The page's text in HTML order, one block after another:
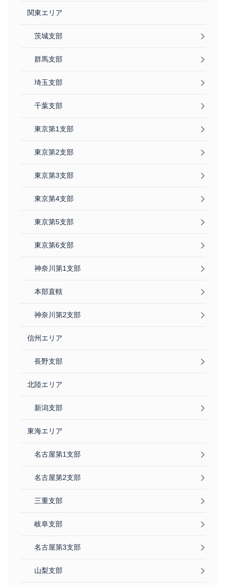
関東エリア
茨城支部
群馬支部
埼玉支部
千葉支部
東京第1支部
東京第2支部
東京第3支部
東京第4支部
東京第5支部
東京第6支部
神奈川第1支部
本部直轄
神奈川第2支部
信州エリア
長野支部
北陸エリア
新潟支部
東海エリア
名古屋第1支部
名古屋第2支部
三重支部
岐阜支部
名古屋第3支部
山梨支部